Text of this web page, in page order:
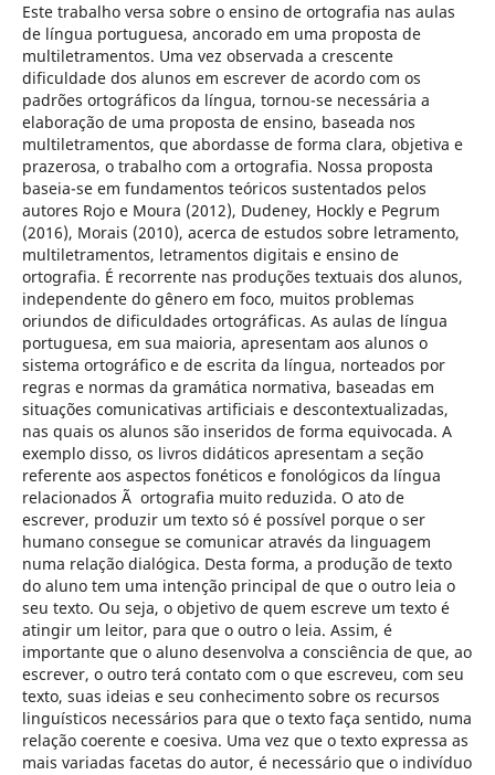
Este trabalho versa sobre o ensino de ortografia nas aulas
de língua portuguesa, ancorado em uma proposta de
multiletramentos. Uma vez observada a crescente
dificuldade dos alunos em escrever de acordo com os
padrões ortográficos da língua, tornou-se necessária a
elaboração de uma proposta de ensino, baseada nos
multiletramentos, que abordasse de forma clara, objetiva e
prazerosa, o trabalho com a ortografia. Nossa proposta
baseia-se em fundamentos teóricos sustentados pelos
autores Rojo e Moura (2012), Dudeney, Hockly e Pegrum
(2016), Morais (2010), acerca de estudos sobre letramento,
multiletramentos, letramentos digitais e ensino de
ortografia. É recorrente nas produções textuais dos alunos,
independente do gênero em foco, muitos problemas
oriundos de dificuldades ortográficas. As aulas de língua
portuguesa, em sua maioria, apresentam aos alunos o
sistema ortográfico e de escrita da língua, norteados por
regras e normas da gramática normativa, baseadas em
situações comunicativas artificiais e descontextualizadas,
nas quais os alunos são inseridos de forma equivocada. A
exemplo disso, os livros didáticos apresentam a seção
referente aos aspectos fonéticos e fonológicos da língua
relacionados Ã ortografia muito reduzida. O ato de
escrever, produzir um texto só é possível porque o ser
humano consegue se comunicar através da linguagem
numa relação dialógica. Desta forma, a produção de texto
do aluno tem uma intenção principal de que o outro leia o
seu texto. Ou seja, o objetivo de quem escreve um texto é
atingir um leitor, para que o outro o leia. Assim, é
importante que o aluno desenvolva a consciência de que, ao
escrever, o outro terá contato com o que escreveu, com seu
texto, suas ideias e seu conhecimento sobre os recursos
linguísticos necessários para que o texto faça sentido, numa
relação coerente e coesiva. Uma vez que o texto expressa as
mais variadas facetas do autor, é necessário que o indivíduo